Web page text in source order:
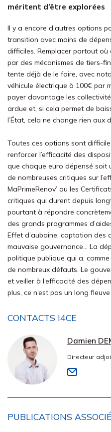
méritent d’être explorées
Il y a encore d’autres options
transition avec moins de
difficiles. Remplacer partout où
par des mécanismes de tiers-
tente déjà de le faire, avec
véhicule électrique à 100€ par
payer davantage les
ardue et, si cela permet de
l’État, cela ne change rien aux
Toutes ces options sont
renforcer l’efficacité des
que chaque euro dépensé soit
de nombreuses critiques sur
MaPrimeRenov’ ou les
critiques qui durent depuis
pourtant à répondre
des grands programmes
Effet d’aubaine, captation des
mauvaise gouvernance… La
politique publique qui a,
de nombreux défauts. Le
et veiller à l’efficacité des
plus, ce n’est pas un long
CONTACTS I4CE
Damien
Directeur
PUBLICATIONS